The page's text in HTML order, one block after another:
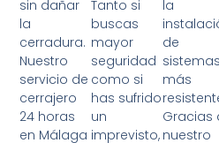
sin dañar
la
cerradura.
Nuestro
servicio de
cerrajero
24 horas
en Málaga
Tanto si
buscas
mayor
seguridad
como si
has sufrido
un
imprevisto,
la
de
sistemas
más
Gracias
nuestro